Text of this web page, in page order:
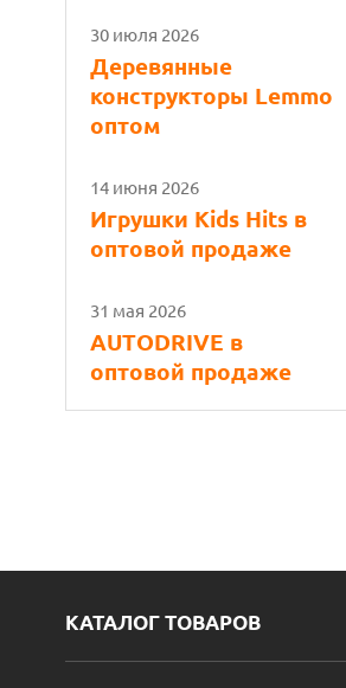
30 июля 2026
Деревянные
конструкторы Lemmo
оптом
14 июня 2026
Игрушки Kids Hits в
оптовой продаже
31 мая 2026
AUTODRIVE в
оптовой продаже
КАТАЛОГ ТОВАРОВ